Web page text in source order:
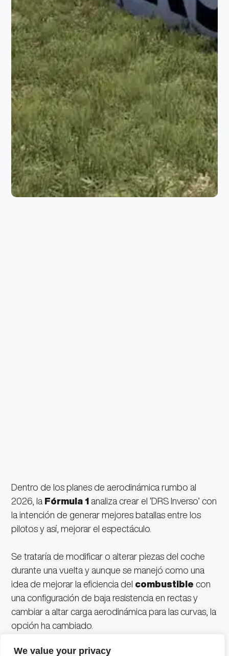
We value your privacy
Dentro de los planes de aerodinámica rumbo al
2026, la Fórmula 1 analiza crear el ‘DRS Inverso’ con
la intención de generar mejores batallas entre los
pilotos y así, mejorar el espectáculo.
Se trataría de modificar o alterar piezas del coche
durante una vuelta y aunque se manejó como una
idea de mejorar la eficiencia del combustible con
una configuración de baja resistencia en rectas y
cambiar a altar carga aerodinámica para las curvas, la
opción ha cambiado.
Ahora, es implementar una forma de frenar al piloto